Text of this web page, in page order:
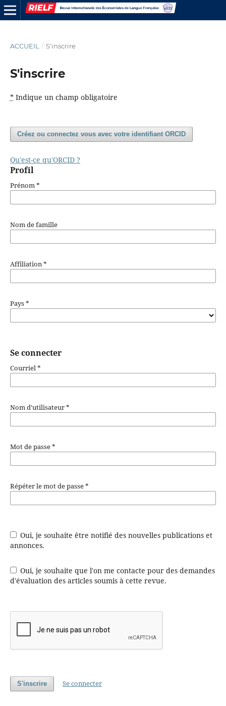
ACCUEIL / S'inscrire
S'inscrire
*Indique un champ obligatoire
Créez ou connectez vous avec votre identifiant ORCID
Qu'est-ce qu'ORCID ?
Profil
Prénom*
Nom de famille
Affiliation*
Pays*
Se connecter
Courriel*
Nom d'utilisateur*
Mot de passe*
Répéter le mot de passe*
Oui, je souhaite être notifié des nouvelles publications et
annonces.
Oui, je souhaite que l'on me contacte pour des demandes
d'évaluation des articles soumis à cette revue.
S'inscrire Se connecter